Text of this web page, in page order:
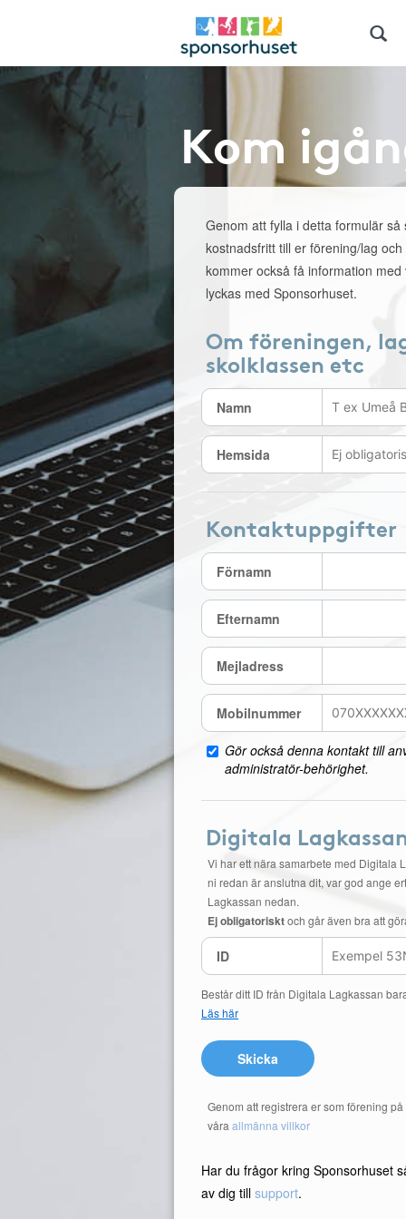
Kom
Genom att fylla i detta formulär så
kostnadsfritt till er förening/lag
kommer också få information
lyckas med Sponsorhuset.
Om föreningen,
skolklassen etc
Namn
Hemsida
Kontaktuppgifter
Förnamn
Efternamn
Mejladress
Mobilnummer
Gör också denna kontakt till
administratör-behörighet.
Digitala
Vi har ett nära samarbete med Digitala
ni redan är anslutna dit, var god ange
Lagkassan nedan.
Ej obligatorisktoch går även bra att
ID
Består ditt ID från Digitala Lagkassan
Läs här
Skicka
Genom att registrera er som förening
våra allmänna villkor
Har du frågor kring Sponsorhuset
av dig till support.